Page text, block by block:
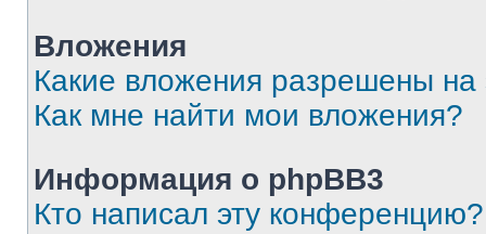
Вложения
Какие вложения разрешены
Как мне найти мои вложения?
Информация о phpBB3
Кто написал эту конференцию?